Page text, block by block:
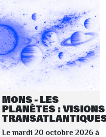
MONS - LES
PLANÈTES : VISIONS
Le mardi 20 octobre 2026 à